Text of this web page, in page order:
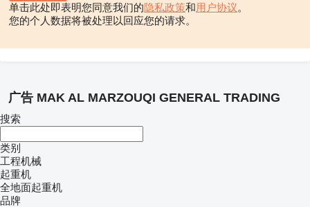
单击此处即表明您同意我们的隐私政策和用户协议。
您的个人数据将被处理以回应您的请求。
广告 MAK AL MARZOUQI GENERAL TRADING
搜索
类别
工程机械
起重机
全地面起重机
品牌